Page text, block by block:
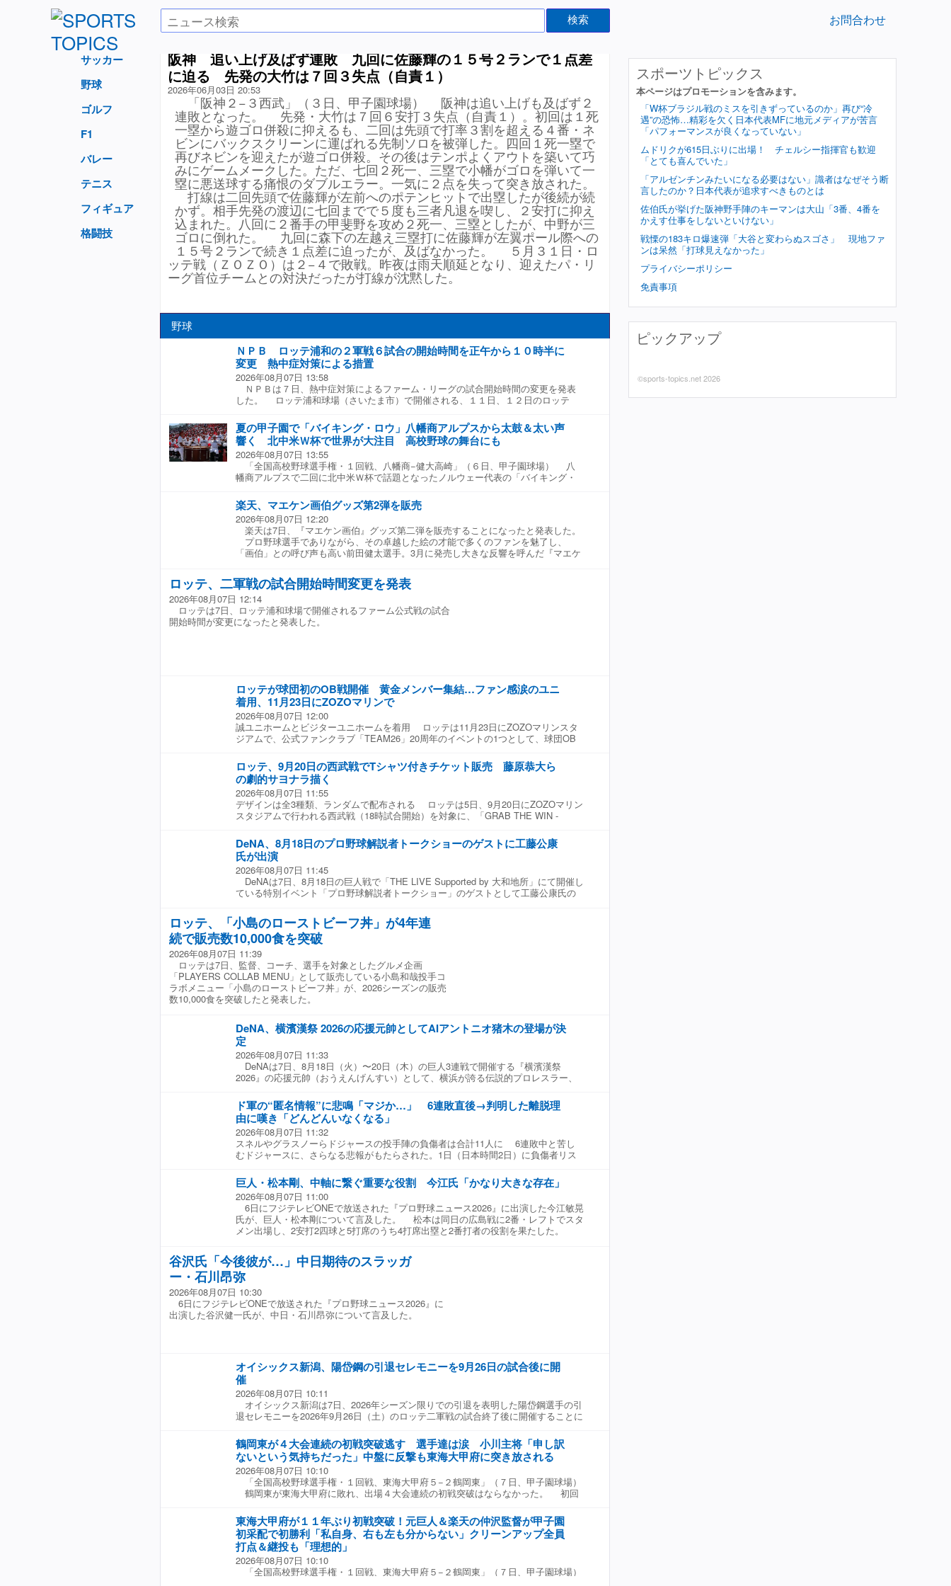
検索 お問合わせ
サッカー
野球
ゴルフ
F1
バレー
テニス
フィギュア
格闘技
スポーツトピックス
本ページはプロモーションを含みます。
「W杯ブラジル戦のミスを引きずっているのか」再び“冷
遇”の恐怖…精彩を欠く日本代表MFに地元メディアが苦言
「パフォーマンスが良くなっていない」
ムドリクが615日ぶりに出場！ チェルシー指揮官も歓迎
「とても喜んでいた」
「アルゼンチンみたいになる必要はない」識者はなぜそう断
言したのか？日本代表が追求すべきものとは
佐伯氏が挙げた阪神野手陣のキーマンは大山「3番、4番を
かえす仕事をしないといけない」
戦慄の183キロ爆速弾「大谷と変わらぬスゴさ」 現地ファ
ンは呆然「打球見えなかった」
プライバシーポリシー
免責事項
ピックアップ
©sports-topics.net 2026
阪神 追い上げ及ばず連敗 九回に佐藤輝の１５号２ランで１点差
に迫る 先発の大竹は７回３失点（自責１）
2026年06月03日 20:53
「阪神２−３西武」（３日、甲子園球場） 阪神は追い上げも及ばず２
連敗となった。 先発・大竹は７回６安打３失点（自責１）。初回は１死
一塁から遊ゴロ併殺に抑えるも、二回は先頭で打率３割を超える４番・ネ
ビンにバックスクリーンに運ばれる先制ソロを被弾した。四回１死一塁で
再びネビンを迎えたが遊ゴロ併殺。その後はテンポよくアウトを築いて巧
みにゲームメークした。ただ、七回２死一、三塁で小幡がゴロを弾いて一
塁に悪送球する痛恨のダブルエラー。一気に２点を失って突き放された。
打線は二回先頭で佐藤輝が左前へのポテンヒットで出塁したが後続が続
かず。相手先発の渡辺に七回までで５度も三者凡退を喫し、２安打に抑え
込まれた。八回に２番手の甲斐野を攻め２死一、三塁としたが、中野が三
ゴロに倒れた。 九回に森下の左越え三塁打に佐藤輝が左翼ポール際への
１５号２ランで続き１点差に迫ったが、及ばなかった。 ５月３１日・ロ
ッテ戦（ＺＯＺＯ）は２−４で敗戦。昨夜は雨天順延となり、迎えたパ・リ
ーグ首位チームとの対決だったが打線が沈黙した。
野球
ＮＰＢ ロッテ浦和の２軍戦６試合の開始時間を正午から１０時半に
変更 熱中症対策による措置
2026年08月07日 13:58
ＮＰＢは７日、熱中症対策によるファーム・リーグの試合開始時間の変更を発表
した。 ロッテ浦和球場（さいたま市）で開催される、１１日、１２日のロッテ
クルト戦の開始がすべて１２時から１０時３０分に変更となる。 同球場では、７
月２２日の１２時開始のロッテ−オリックス戦で熱中症の疑いがある体調不良者が複
数発生し、試合続行が困難となり主催球団の判断でノーゲームとなっていた。 こ
うした事態を受けてＮＰＢは今月３日に熱中症対策を決定。屋外での２軍戦のデー
ゲームに関して、試合開始時間の変更や中止を主催球団が決められるようになって
いる。
夏の甲子園で「バイキング・ロウ」八幡商アルプスから太鼓＆太い声
響く 北中米Ｗ杯で世界が大注目 高校野球の舞台にも
2026年08月07日 13:55
「全国高校野球選手権・１回戦、八幡商−健大高崎」（６日、甲子園球場） 八
幡商アルプスで二回に北中米Ｗ杯で話題となったノルウェー代表の「バイキング・
と、一塁アルプスから太鼓の音とともに「ロウ！」という声が響いた。６月から７
月にかけて開催された北中米Ｗ杯で話題となったノルウェー代表の「バイキング・
ロウ」。勝利後にピッチの選手とスタンドのファンが一緒に船をこぐ姿が世界の注
目を集めた。 １５年ぶり８回目となる夏の甲子園出場を果たした八幡商。古豪復
活ということもあり、この日はアルプススタンドに多くの応援団が詰めかけた。試
合開始直後で８割程度が埋まっており、圧倒的な声量が甲子園に響いていた。
楽天、マエケン画伯グッズ第2弾を販売
2026年08月07日 12:20
楽天は7日、『マエケン画伯』グッズ第二弾を販売することになったと発表した。
プロ野球選手でありながら、その卓越した絵の才能で多くのファンを魅了し、
「画伯」との呼び声も高い前田健太選手。3月に発売し大きな反響を呼んだ『マエケ
人の希望により、夏場のチーム移動時に選手が着用できるよう、ポロシャツに合う
「イヌワシ」のイラストを描き下ろした。 その他、第一弾同様にTシャツやタオ
ル、トートバッグ等が登場。8月11日（火・祝）から楽天イーグルス グッズショッ
プ スタジアム店チームショップおよびエスパル仙台店と、オンラインショップで販
売を開始する。 なお、楽天イーグルス公式YouTubeチャンネルでは、『マエケン
ネット：700円 ・（Eコレ）アクリルキーホルダー：850円 ・（Eコレ）缶バッジ：
500円 ・（Eコレ）ステッカー：400円 ※「Eコレ」商品はランダム ※価格
は全て税込
ロッテ、二軍戦の試合開始時間変更を発表
2026年08月07日 12:14
ロッテは7日、ロッテ浦和球場で開催されるファーム公式戦の試合
開始時間が変更になったと発表した。
ロッテが球団初のOB戦開催 黄金メンバー集結…ファン感涙のユニ
着用、11月23日にZOZOマリンで
2026年08月07日 12:00
誠ユニホームとビジターユニホームを着用 ロッテは11月23日にZOZOマリンスタ
ジアムで、公式ファンクラブ「TEAM26」20周年のイベントの1つとして、球団OB
催すると今月6日に発表した。チケットは「Mチケット」で取り扱われ、7日より順
次販売される。 球団としてOBが参加する試合を実施することは初の試みとなる。
試合は、公式ファンクラブ「TEAM26」が誕生した2006年以降に在籍していたOB選
手を中心に、2チームに分かれ、5イニング制で実施される予定だ。 対戦カードは
「TEAM WHITE」対「TEAM BLACK」で、「TEAM WHITE」は2005年から2007年
に着用していた誠ユニホームを、「TEAM BLACK」は2010年から2013年に着用して
も、7日より受注販売を開始する。 試合には、野手ではサブロー監督や福浦和也2
軍監督のほか、里崎智也氏、堀幸一氏、今江敏晃氏、岡田幸文氏らが参加を予定し
ている。投手陣では、薮田安彦氏、小林雅英氏、黒木知宏投手氏、小林宏之氏、清
水直行氏、渡辺俊介氏、成瀬善久氏らが名を連ねている。（Full-Count編集部）
ロッテ、9月20日の西武戦でTシャツ付きチケット販売 藤原恭大ら
の劇的サヨナラ描く
2026年08月07日 11:55
デザインは全3種類、ランダムで配布される ロッテは5日、9月20日にZOZOマリン
スタジアムで行われる西武戦（18時試合開始）を対象に、「GRAB THE WIN -
限定で販売すると発表した。 同アイテムは、今シーズンに生まれた劇的なサヨナ
ラ勝利の瞬間をモチーフにした半袖Tシャツ。4月3日のソフトバンク戦で9回裏2死
二、三塁から逆転サヨナラ2点適時二塁打を放った藤原恭大外野手、6月11日の中日
戦で延長10回裏2死一、三塁からサヨナラ適時打を放った佐藤都志也捕手、6月12日
のDeNA戦で9回裏2死二、三塁からサヨナラ適時打を放った山本大斗外野手の劇的勝
利のシーンをデザインした全3種類を展開する。 グッズの有無は、ビジター外野応
なく、シーズンシートオーナーおよびホーム外野応援指定席マイシートオーナーも
対象となる。 チケット1枚につきTシャツ1枚を受け取ることができ、デザインは
全3種類の中からランダムで配布される。受け取り場所や注意事項などの詳細は、球
団公式ホームページで確認できる。（Full-Count編集部）
DeNA、8月18日のプロ野球解説者トークショーのゲストに工藤公康
氏が出演
2026年08月07日 11:45
DeNAは7日、8月18日の巨人戦で「THE LIVE Supported by 大和地所」にて開催し
ている特別イベント「プロ野球解説者トークショー」のゲストとして工藤公康氏の
催するこのイベントは、TBSチャンネル2野球中継で解説を務めるお馴染みの谷繁元
信氏をはじめ、豪華な元プロ野球選手をゲストとして登場。 試合前の時間に、
DeNAのこれまでの戦いぶりや注目選手、当日の試合における注目ポイントをゲスト
に熱く語ってもらう特別イベントだ。
ロッテ、「小島のローストビーフ丼」が4年連
続で販売数10,000食を突破
2026年08月07日 11:39
ロッテは7日、監督、コーチ、選手を対象としたグルメ企画
「PLAYERS COLLAB MENU」として販売している小島和哉投手コ
ラボメニュー「小島のローストビーフ丼」が、2026シーズンの販売
数10,000食を突破したと発表した。
DeNA、横濱漢祭 2026の応援元帥としてAIアントニオ猪木の登場が決
定
2026年08月07日 11:33
DeNAは7日、8月18日（火）〜20日（木）の巨人3連戦で開催する『横濱漢祭
2026』の応援元帥（おうえんげんすい）として、横浜が誇る伝説的プロレスラー、
と発表した。 「AI アントニオ猪木」はアントニオ猪木さんの実弟 猪木啓介さん
が代表取締役社長を務める株式会社猪木元気工場を中心として立ち上げた「AI アン
トニオ猪木」プロジェクト内で生成された AI 動画。アントニオ猪木さんは、かつて
球団イベントである『勝祭 2017』に出演。その縁と、「漢が燃える、漢のための 3
日間」というコアコンセプトに、家族および関係会社、当球団の想いが重なりあ
い、今回「AI アントニオ猪木」としての出演が実現した。 当日は、横浜スタジア
援総長・角田信朗さんとともに試合前後やイニング間のイベントを盛り上げる。 ▼
株式会社猪木元気工場 代表取締役社長 猪木啓介さん コメント 「「元気ですか~!!」
猪木元気工場の猪木啓介です。私も兄貴(アントニオ猪木)も、横浜生まれブラジル育
ち。今でも、「横浜」という言葉を見聞きする度、懐かしさを感じます。今回、AI
アントニオ猪木プロジェクトの一環としてベイスターズのイベントに出演させてい
ただくにあたり、やはり、我々の故郷である「横浜」という事と「横浜」から「世
界」へパワーをお届けできればと考えております。生前、兄貴から『勝祭 2017』に
参加した時の話を聞きました。親しい仲間とはホテルニューグランドのバーなどで
会うことはあったそうですが横浜スタジアムに行くのは初めてだったようです。兄
貴は、「燃える闘魂」というフレーズにもあるように「赤」のイメージがあります
が、70 年代は「青」のタオルを使っていました。古いファンの方はその記憶もある
のではないでしょうか。そんな、懐かしい「青の猪木」、「横浜」、「ベイスター
ング上で戦った最後の日本人ファイターなのである。今ここに、『横濱漢祭 2026』
「漢気爆発 盆バイエ」で再び猪木元帥と相見える事となった!元気があれば何でもで
きる!そのひと足を踏み出して、ここから一気に頂点を目指そうぞ!!」
ド軍の“匿名情報”に悲鳴「マジか…」 6連敗直後→判明した離脱理
由に嘆き「どんどんいなくなる」
2026年08月07日 11:32
スネルやグラスノーらドジャースの投手陣の負傷者は合計11人に 6連敗中と苦し
むドジャースに、さらなる悲報がもたらされた。1日（日本時間2日）に負傷者リス
り、今季絶望となる可能性が浮上した。米メディアがこの件を報じると、SNS上の
ファンの間には大きな動揺が走った。 クラインは今季、リリーフとして36試合に
登板し3勝4敗、12ホールドを記録。しかし7月に入ると5試合連続失点を喫するなど
調子を落としており、右肘の違和感でILに入っていた。今回の検査結果は突然の不調
を裏付ける形となり、ブルペンを支えてきた右腕の離脱はチームにとっても大きな
痛手となる。 現在のドジャースは、投手陣の負傷者が相次ぐ緊急事態に直面して
ブロック・スチュワート、ブルスダー・グラテロルら合計11人がILに名を連ねてい
る。ワールドシリーズ3連覇を目指すなかで、厳しい台所事情となった。 米スポー
ツ専門メディア「ジ・アスレチック」のファビアン・アルダヤ記者は、MRI検査で肘
に骨片が見つかり、ドジャースは今後の対応を決めているところだと、リーグ関係
者が匿名で語った内容を報道。手術が必要な場合は今季の残りが危機にさらされる
と言及した。同じく右腕の離脱を伝えた地元メディア「ドジャース・ネーション」
の投稿にも、多くのファンが反応した。 衝撃の一報にSNS上のファンからは「ド
す」「ショックだ……」「靭帯じゃなくて良かったけど 今季中の復帰は厳しい
か」「取った方がいい。シーズン終わるけど」と悲痛な声が並んだ。（Full-Count編
集部）
巨人・松本剛、中軸に繋ぐ重要な役割 今江氏「かなり大きな存在」
2026年08月07日 11:00
6日にフジテレビONEで放送された『プロ野球ニュース2026』に出演した今江敏晃
氏が、巨人・松本剛について言及した。 松本は同日の広島戦に2番・レフトでスタ
メン出場し、2安打2四球と5打席のうち4打席出塁と2番打者の役割を果たした。
らいバットコントロールを持っている。右方向のヒットも狙いを定めて右へ打ちま
すよ。そういうバッティングができ始めると彼のリズム、スイングができている」
と分析。 さらに今江氏は「ジャイアンツは中軸の状態が良いので、前を打つバッ
ターが出塁することによって足も使えますから、かなり大きな存在ですよね」と話
した。 ☆協力：フジテレビONE『プロ野球ニュース2026』
谷沢氏「今後彼が…」中日期待のスラッガ
ー・石川昂弥
2026年08月07日 10:30
6日にフジテレビONEで放送された『プロ野球ニュース2026』に
出演した谷沢健一氏が、中日・石川昂弥について言及した。
オイシックス新潟、陽岱鋼の引退セレモニーを9月26日の試合後に開
催
2026年08月07日 10:11
オイシックス新潟は7日、2026年シーズン限りでの引退を表明した陽岱鋼選手の引
退セレモニーを2026年9月26日（土）のロッテ二軍戦の試合終了後に開催することに
で本当に多くの方々に支えられ、最高の選手人生を送ることができました。21年間
もの長い間プロ野球選手としてプレーできたのは、どこのチームでプレーをしてい
ても応援してくださったファンの皆様、熱心にご指導いただいた諸先輩方、そして
共に戦ったチームメイトの存在があったからです」とコメントしている。
鶴岡東が４大会連続の初戦突破逃す 選手達は涙 小川主将「申し訳
ないという気持ちだった」中盤に反撃も東海大甲府に突き放される
2026年08月07日 10:10
「全国高校野球選手権・１回戦、東海大甲府５−２鶴岡東」（７日、甲子園球場）
鶴岡東が東海大甲府に敗れ、出場４大会連続の初戦突破はならなかった。 初回
リーを放って１点差に迫った。 だが投手陣が粘ることができず、突き放された。
七回に２死から連打で好機を作るも、東海大甲府のエース・村尾の前に得点するこ
とができなかった。 鶴岡東は２０１９年の１０１回大会から出場３大会連続で初
戦を突破していたが、２０１６年以来となる初戦敗退となった。試合後、アルプス
へのあいさつを終えた選手たちは大粒の涙を流した。小川主将は「メンバー外の３
年生と全ての応援してくださる人に申し訳ないという気持ちだった」と明かした。
東海大甲府が１１年ぶり初戦突破！元巨人＆楽天の仲沢監督が甲子園
初采配で初勝利「私自身、右も左も分からない」クリーンアップ全員
打点＆継投も「理想的」
2026年08月07日 10:10
「全国高校野球選手権・１回戦、東海大甲府５−２鶴岡東」（７日、甲子園球場）